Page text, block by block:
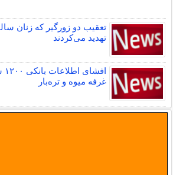
تعقیب دو زورگیر که زنان
تهدید می‌کردند
غرفه میوه و تره‌بار